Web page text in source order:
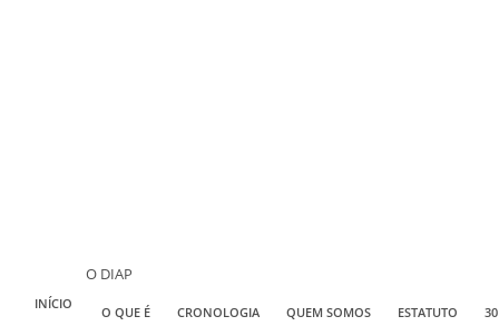
INÍCIO
O DIAP
O QUE É CRONOLOGIA QUEM SOMOS ESTATUTO